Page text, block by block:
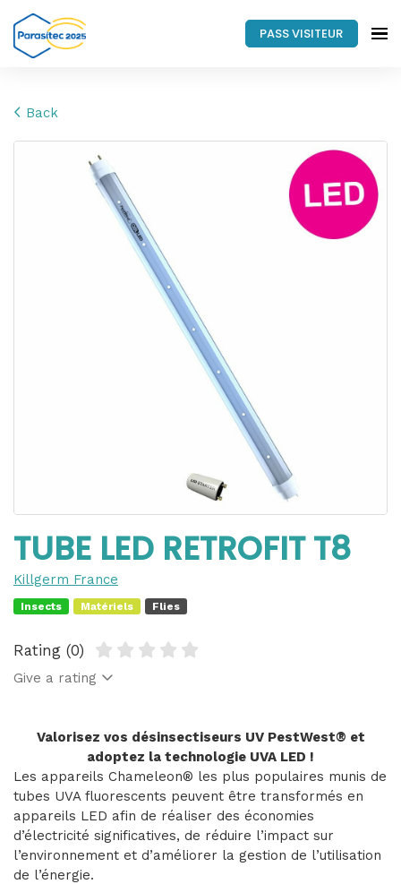
PASS VISITEUR
Back
TUBE LED RETROFIT T8
Killgerm France
Insects Matériels Flies
Rating (0)
Give a rating
Valorisez vos désinsectiseurs UV PestWest® et
adoptez la technologie UVA LED !
Les appareils Chameleon® les plus populaires munis de
tubes UVA fluorescents peuvent être transformés en
appareils LED afin de réaliser des économies
d’électricité significatives, de réduire l’impact sur
l’environnement et d’améliorer la gestion de l’utilisation
de l’énergie.